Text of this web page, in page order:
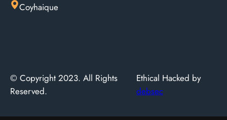
Coyhaique
© Copyright 2023. All Rights
Reserved.
Ethical Hacked by
debsec